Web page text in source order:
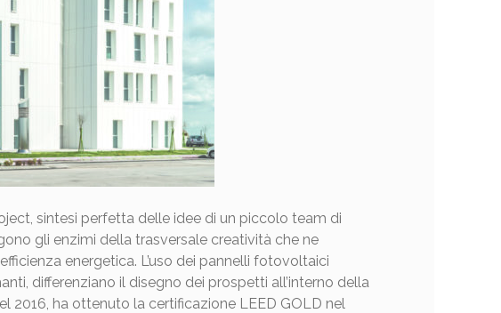
sintesi perfetta delle idee di un piccolo team di
gli enzimi della trasversale creatività che ne
energetica. L’uso dei pannelli fotovoltaici
differenziano il disegno dei prospetti all’interno della
ha ottenuto la certificazione LEED GOLD nel